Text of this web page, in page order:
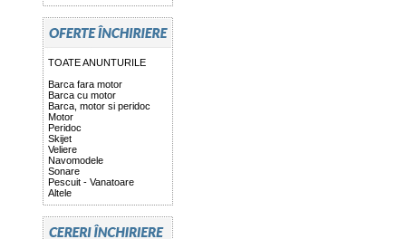
TOATE ANUNTURILE
Barca fara motor
Barca cu motor
Barca, motor si peridoc
Motor
Peridoc
Skijet
Veliere
Navomodele
Sonare
Pescuit - Vanatoare
Altele